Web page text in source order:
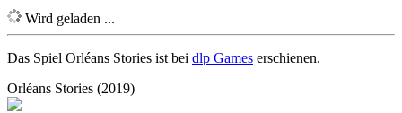
Wird geladen ...
Das Spiel Orléans Stories ist bei dlp Games erschienen.
Orléans Stories (2019)